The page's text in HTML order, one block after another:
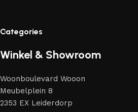
liefhebbers van kwaliteit en
meubelmakers die elegantie,
Ons assortiment bestaat uit
merken die al jarenlang hun
bewijzen. Al onze leveranciers
Categories
Winkel & Showroom
Woonboulevard Wooon
Meubelplein 8
2353 EX Leiderdorp